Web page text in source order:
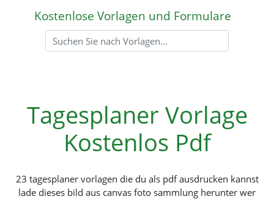
Kostenlose Vorlagen und Formulare
Tagesplaner Vorlage
Kostenlos Pdf
23 tagesplaner vorlagen die du als pdf ausdrucken kannst
lade dieses bild aus canvas foto sammlung herunter wer